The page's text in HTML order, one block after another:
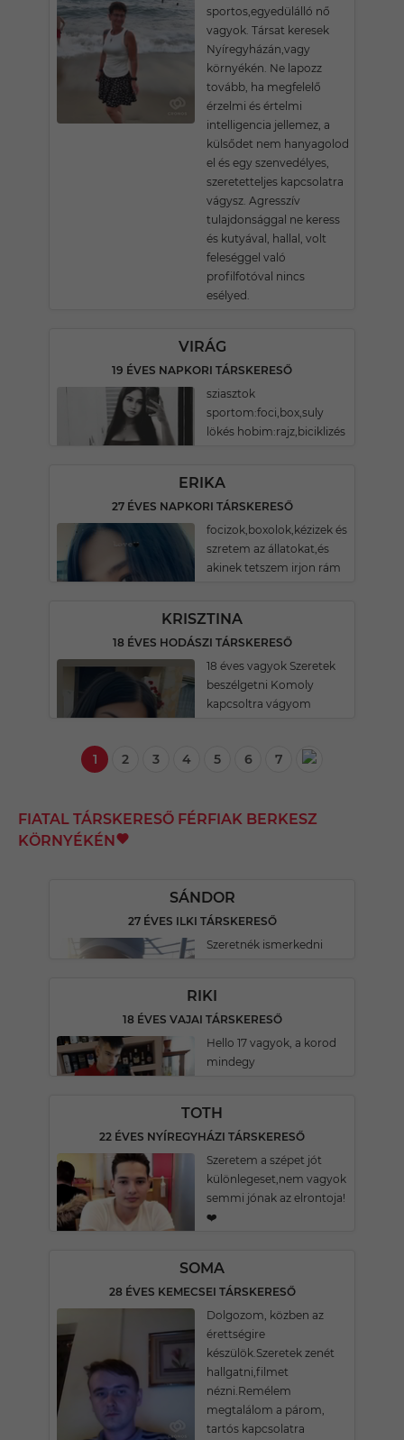
sportos,egyedülálló nő
vagyok. Társat keresek
Nyíregyházán,vagy
környékén. Ne lapozz
tovább, ha megfelelő
érzelmi és értelmi
intelligencia jellemez, a
külsődet nem hanyagolod
el és egy szenvedélyes,
szeretetteljes kapcsolatra
vágysz. Agresszív
tulajdonsággal ne keress
és kutyával, hallal, volt
feleséggel való
profilfotóval nincs
esélyed.
VIRÁG
19 ÉVES NAPKORI TÁRSKERESŐ
sziasztok
sportom:foci,box,suly
lökés hobim:rajz,biciklizés
ERIKA
27 ÉVES NAPKORI TÁRSKERESŐ
focizok,boxolok,kézizek és
szretem az állatokat,és
akinek tetszem irjon rám
KRISZTINA
18 ÉVES HODÁSZI TÁRSKERESŐ
18 éves vagyok Szeretek
beszélgetni Komoly
kapcsoltra vágyom
1 2 3 4 5 6 7
FIATAL TÁRSKERESŐ FÉRFIAK BERKESZ
KÖRNYÉKÉN
SÁNDOR
27 ÉVES ILKI TÁRSKERESŐ
Szeretnék ismerkedni
RIKI
18 ÉVES VAJAI TÁRSKERESŐ
Hello 17 vagyok, a korod
mindegy
TOTH
22 ÉVES NYÍREGYHÁZI TÁRSKERESŐ
Szeretem a szépet jót
különlegeset,nem vagyok
semmi jónak az elrontoja!
❤️
SOMA
28 ÉVES KEMECSEI TÁRSKERESŐ
Dolgozom, közben az
érettségire
készülök.Szeretek zenét
hallgatni,filmet
nézni.Remélem
megtalálom a párom,
tartós kapcsolatra